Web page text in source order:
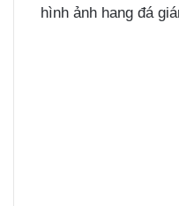
hình ảnh hang đá